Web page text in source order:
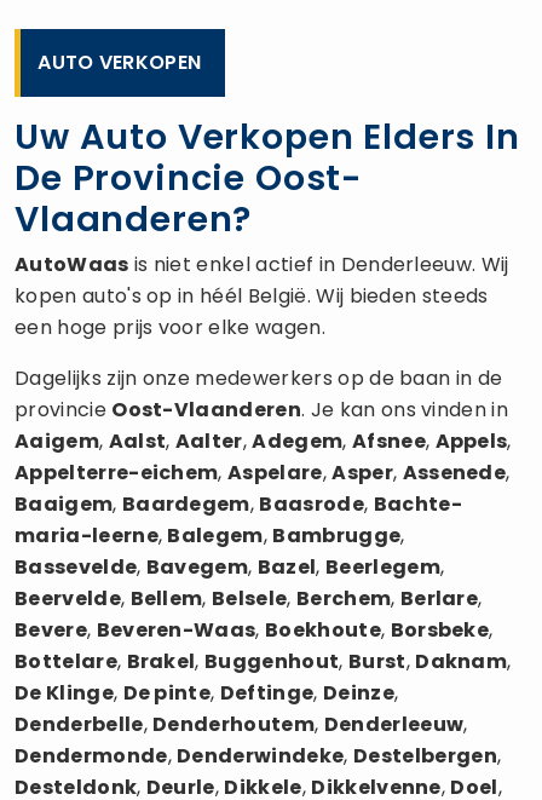
AUTO VERKOPEN
Uw Auto Verkopen Elders In
De Provincie Oost-
Vlaanderen?
AutoWaas is niet enkel actief in Denderleeuw. Wij
kopen auto's op in héél België. Wij bieden steeds
een hoge prijs voor elke wagen.
Dagelijks zijn onze medewerkers op de baan in de
provincie Oost-Vlaanderen. Je kan ons vinden in
Aaigem, Aalst, Aalter,Adegem, Afsnee, Appels,
Appelterre-eichem,Aspelare,Asper, Assenede,
Baaigem, Baardegem, Baasrode, Bachte-
maria-leerne, Balegem, Bambrugge,
Bassevelde, Bavegem, Bazel, Beerlegem,
Beervelde, Bellem, Belsele, Berchem, Berlare,
Bevere, Beveren-Waas, Boekhoute, Borsbeke,
Bottelare, Brakel, Buggenhout, Burst, Daknam,
De Klinge, De pinte, Deftinge, Deinze,
Denderbelle, Denderhoutem, Denderleeuw,
Dendermonde, Denderwindeke, Destelbergen,
Desteldonk, Deurle, Dikkele, Dikkelvenne, Doel,